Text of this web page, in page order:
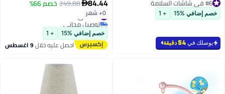
سياج آمن، رؤية ليلية واضحة، بطارية
5000 مللي أمبير، محادثة ثنائية
الاتجاه، تسجيل الصور والفيديو
#6 في شاشات السلامة
#6 في شاشات السلامة
خصم إضافي %15 + 1
يوصلك في 54 دقيقة
ليلية ذكية بالألوان الكاملة، مناسبة
للاستخدام الداخلي.
84.44
249.88خصم 66%
0+ شهر #19 في شاشات السلامة
توصيل مجاني
#19 في شاشات السلامة
خصم إضافي %15 + 1
احصل عليه خلال9 اغسطس